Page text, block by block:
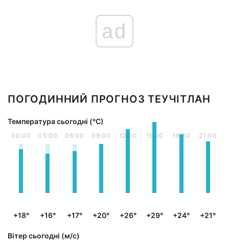
ad
ПОГОДИННИЙ ПРОГНОЗ ТЕУЧІТЛАН
Температура сьогодні (°С)
00:00
+18°
03:00
+16°
06:00
+17°
09:00
+20°
12:00
+26°
15:00
+29°
18:00
+24°
21:00
+21°
Вітер сьогодні (м/с)